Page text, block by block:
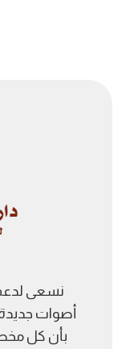
نسعى
أصوات
بأن كل